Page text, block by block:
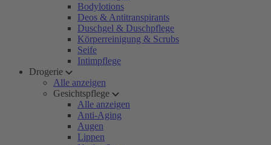
Bodylotions
Deos & Antitranspirants
Duschgel & Duschpflege
Körperreinigung & Scrubs
Seife
Intimpflege
Drogerie
Alle anzeigen
Gesichtspflege
Alle anzeigen
Anti-Aging
Augen
Lippen